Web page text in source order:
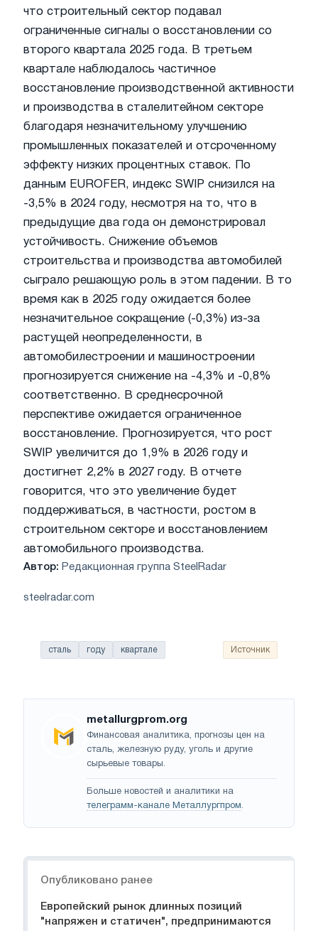
что строительный сектор подавал
ограниченные сигналы о восстановлении со
второго квартала 2025 года. В третьем
квартале наблюдалось частичное
восстановление производственной активности
и производства в сталелитейном секторе
благодаря незначительному улучшению
промышленных показателей и отсроченному
эффекту низких процентных ставок. По
данным EUROFER, индекс SWIP снизился на
-3,5% в 2024 году, несмотря на то, что в
предыдущие два года он демонстрировал
устойчивость. Снижение объемов
строительства и производства автомобилей
сыграло решающую роль в этом падении. В то
время как в 2025 году ожидается более
незначительное сокращение (-0,3%) из-за
растущей неопределенности, в
автомобилестроении и машиностроении
прогнозируется снижение на -4,3% и -0,8%
соответственно. В среднесрочной
перспективе ожидается ограниченное
восстановление. Прогнозируется, что рост
SWIP увеличится до 1,9% в 2026 году и
достигнет 2,2% в 2027 году. В отчете
говорится, что это увеличение будет
поддерживаться, в частности, ростом в
строительном секторе и восстановлением
автомобильного производства.
Автор: Редакционная группа SteelRadar
steelradar.com
сталь году квартале Источник
metallurgprom.org
Финансовая аналитика, прогнозы цен на
сталь, железную руду, уголь и другие
сырьевые товары.
Больше новостей и аналитики на
телеграмм-канале Металлургпром.
Опубликовано ранее
Европейский рынок длинных позиций
"напряжен и статичен", предпринимаются